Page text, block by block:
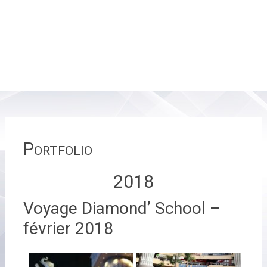
Portfolio
2018
Voyage Diamond’ School –
février 2018